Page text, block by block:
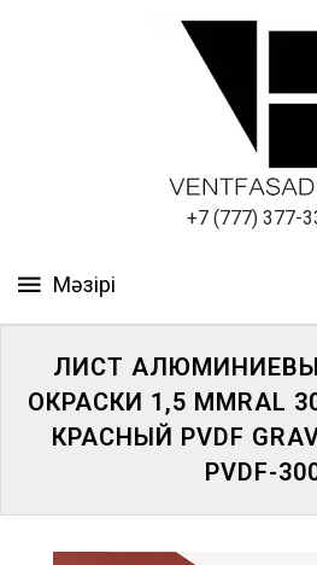
+7 (777) 377-
ПАНЕЛИ
ЛИСТ
ОКРАСКИ 1,5 ММRAL
КРАСНЫЙ PVDF
PVDF-